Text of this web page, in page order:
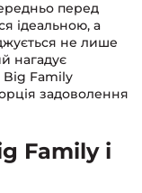
перед
ідеальною, а
не лише
нагадує
Big Family
задоволення
Family і